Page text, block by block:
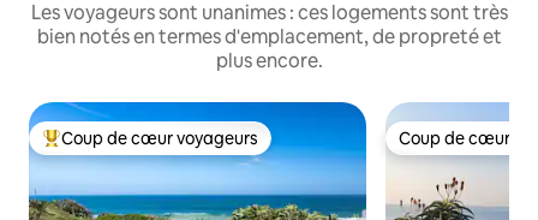
Les voyageurs sont unanimes : ces logements sont très
bien notés en termes d'emplacement, de propreté et
plus encore.
Coups de cœur voyageurs les plus appréciés
Coup de cœur voyageurs Coup de cœur
Coup de cœur